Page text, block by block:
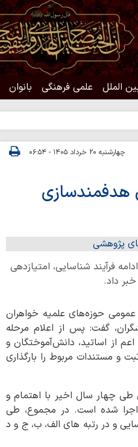
الملل علمی فرهنگی بانوان
چهارشنبه ۲۰ خرداد ۱۴۰۵ - ۰۶:۵۴
هدفمندسازی
فرآیند شناسایی، امتیازدهی
داد.
حوزه‌های علمیه خواهران
گفت: پس از اعلام مرحله
از اساتید، دانش‌آموختگان و
و مستندات مربوط را بارگذاری
طی چهار سال اخیر با اهتمام و
اجرا شده است. در مجموع، طی
سراسر کشور شناسایی و در رتبه های الف، ب، ج و د